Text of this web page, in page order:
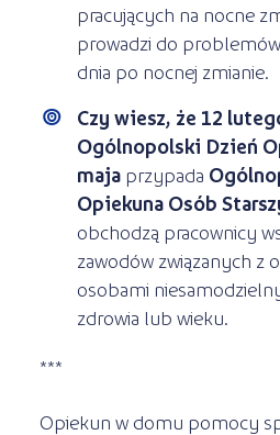
pracujących na nocne
prowadzi do
dnia po nocnej zmianie.
Czy wiesz, że 12
Ogólnopolski Dzień
maja przypada
Opiekuna Osób
obchodzą pracownicy
zawodów związanych z
osobami
zdrowia lub wieku.
***
Opiekun w domu pomocy